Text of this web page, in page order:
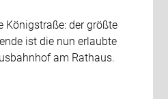
Königstraße: der größte
ist die nun erlaubte
am Rathaus.